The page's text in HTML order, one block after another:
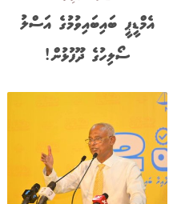
އެމްޑީޕީ ބައިބައިވުމުގެ އަސްލު
ސޯލިހުގެ ދޫފުޅުން!